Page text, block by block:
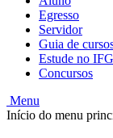
Egresso
Servidor
Guia de
Estude no IFG
Concursos
Menu
Início do menu